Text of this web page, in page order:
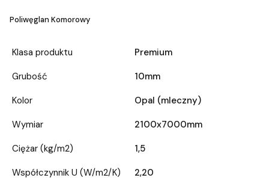
Poliwęglan Komorowy
Klasa produktu
Premium
Grubość
10mm
Kolor
Opal (mleczny)
Wymiar
2100x7000mm
Ciężar (kg/m2)
1,5
Współczynnik U (W/m2/K)
2,20